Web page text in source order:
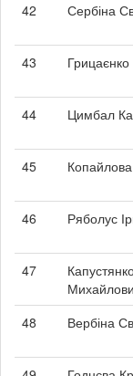
42
Сербіна
43
44
Цимбал
45
Копайлова
46
Ряболус
47
48
Вербіна